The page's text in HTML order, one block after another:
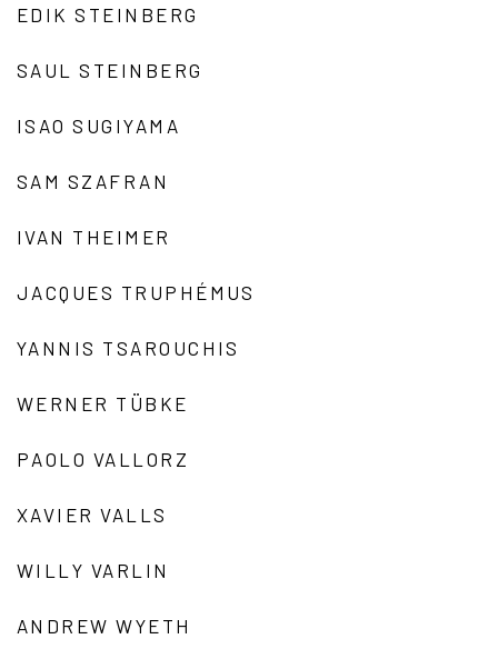
EDIK STEINBERG
SAUL STEINBERG
ISAO SUGIYAMA
SAM SZAFRAN
IVAN THEIMER
JACQUES TRUPHÉMUS
YANNIS TSAROUCHIS
WERNER TÜBKE
PAOLO VALLORZ
XAVIER VALLS
WILLY VARLIN
ANDREW WYETH